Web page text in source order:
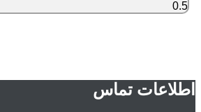
اطلاعات تماس